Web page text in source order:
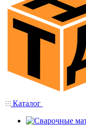
Каталог